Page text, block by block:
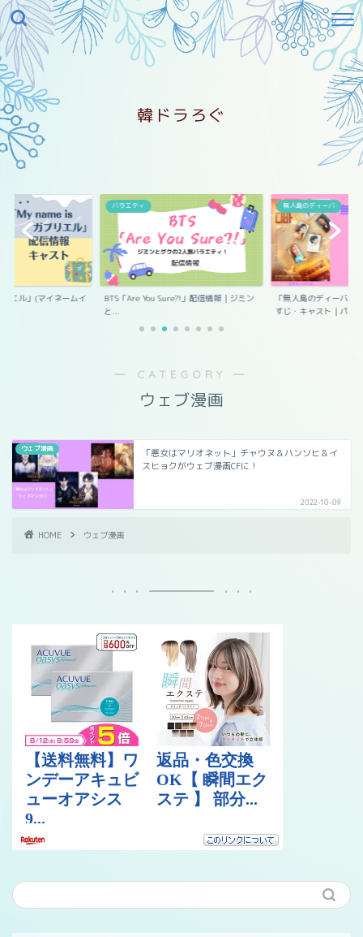
韓ドラろぐ
エル」(マイネームイ
バラエティ
BTS「Are You Sure?!」配信情報｜ジミン
と...
無人島のディーバ
「無人島のディーバ」
すじ・キャスト｜パ...
― CATEGORY ―
ウェブ漫画
ウェブ漫画
「悪女はマリオネット」チャウヌ＆ハンソヒ＆イ
スヒョクがウェブ漫画CFに！
2022-10-09
HOME ウェブ漫画